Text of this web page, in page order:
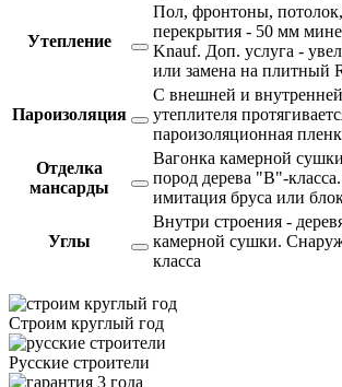
Утепление
Пол, фронтоны,
перекрытия - 50 мм
Knauf. Доп. услуга -
или замена на плитный
Пароизоляция
С внешней и
утеплителя
пароизоляционная
Отделка
мансарды
Вагонка камерной
пород дерева "В"-
имитация бруса или
Углы
Внутри строения -
камерной сушки.
класса
Строим круглый год
Русские строители